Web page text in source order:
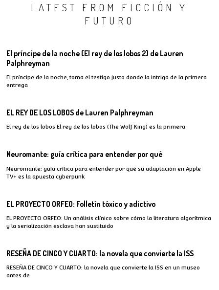
LATEST FROM FICCIÓN Y
FUTURO
El príncipe de la noche (El rey de los lobos 2) de Lauren
Palphreyman
El príncipe de la noche, toma el testigo justo donde la intriga de la primera
entrega
EL REY DE LOS LOBOS de Lauren Palphreyman
El rey de los lobos El rey de los lobos (The Wolf King) es la primera
Neuromante: guía crítica para entender por qué
Neuromante: guía crítica para entender por qué su adaptación en Apple
TV+ es la apuesta cyberpunk
EL PROYECTO ORFEO: Folletín tóxico y adictivo
EL PROYECTO ORFEO: Un análisis clínico sobre cómo la literatura algorítmica
y la serialización esclava han sustituido
RESEÑA DE CINCO Y CUARTO: la novela que convierte la ISS
RESEÑA DE CINCO Y CUARTO: la novela que convierte la ISS en un museo
antes de